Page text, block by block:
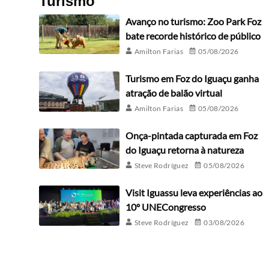
Avanço no turismo: Zoo Park Foz
bate recorde histórico de público
Amilton Farias 05/08/2026
Turismo em Foz do Iguaçu ganha
atração de balão virtual
Amilton Farias 05/08/2026
Onça-pintada capturada em Foz
do Iguaçu retorna à natureza
Steve Rodríguez 05/08/2026
Visit Iguassu leva experiências ao
10º UNECongresso
Steve Rodríguez 03/08/2026